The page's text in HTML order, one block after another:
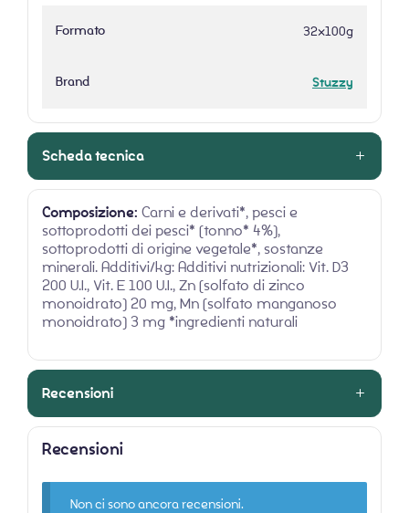
Formato 32x100g
Brand Stuzzy
Scheda tecnica
Composizione: Carni e derivati*, pesci e
sottoprodotti dei pesci* (tonno* 4%),
sottoprodotti di origine vegetale*, sostanze
minerali. Additivi/kg: Additivi nutrizionali: Vit. D3
200 U.I., Vit. E 100 U.I., Zn (solfato di zinco
monoidrato) 20 mg, Mn (solfato manganoso
monoidrato) 3 mg *ingredienti naturali
Recensioni
Recensioni
Non ci sono ancora recensioni.